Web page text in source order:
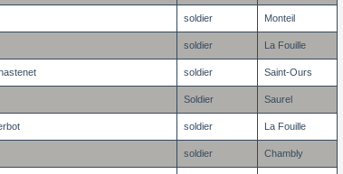
soldier Monteil
soldier La Fouille
soldier Saint-Ours
Soldier Saurel
soldier La Fouille
soldier Chambly